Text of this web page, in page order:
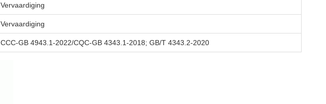
Vervaardiging
Vervaardiging
CCC-GB 4943.1-2022/CQC-GB 4343.1-2018; GB/T 4343.2-2020